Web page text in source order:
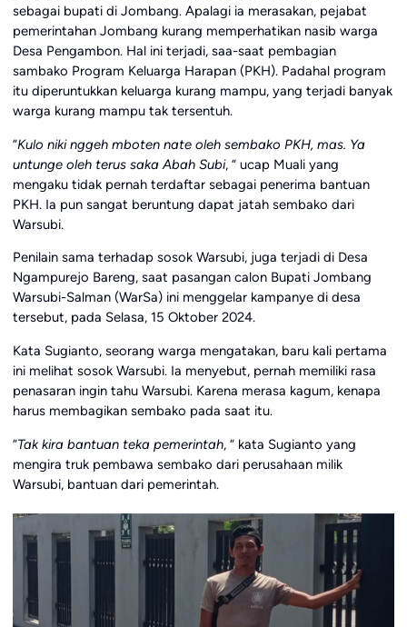
sebagai bupati di Jombang. Apalagi ia merasakan, pejabat
pemerintahan Jombang kurang memperhatikan nasib warga
Desa Pengambon. Hal ini terjadi, saa-saat pembagian
sambako Program Keluarga Harapan (PKH). Padahal program
itu diperuntukkan keluarga kurang mampu, yang terjadi banyak
warga kurang mampu tak tersentuh.
“Kulo niki nggeh mboten nate oleh sembako PKH, mas. Ya
untunge oleh terus saka Abah Subi, “ ucap Muali yang
mengaku tidak pernah terdaftar sebagai penerima bantuan
PKH. Ia pun sangat beruntung dapat jatah sembako dari
Warsubi.
Penilain sama terhadap sosok Warsubi, juga terjadi di Desa
Ngampurejo Bareng, saat pasangan calon Bupati Jombang
Warsubi-Salman (WarSa) ini menggelar kampanye di desa
tersebut, pada Selasa, 15 Oktober 2024.
Kata Sugianto, seorang warga mengatakan, baru kali pertama
ini melihat sosok Warsubi. Ia menyebut, pernah memiliki rasa
penasaran ingin tahu Warsubi. Karena merasa kagum, kenapa
harus membagikan sembako pada saat itu.
“Tak kira bantuan teka pemerintah, “ kata Sugianto yang
mengira truk pembawa sembako dari perusahaan milik
Warsubi, bantuan dari pemerintah.